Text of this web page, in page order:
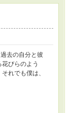
去の自分と彼
びらのよう
れでも僕は、